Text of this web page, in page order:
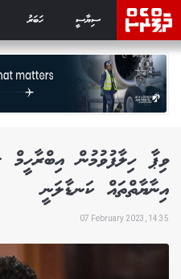
ސިޔާސީ ހަބަރު
ވިޕާ ހިލާފުވުމުން
އިނާޔާތްތައް ކަނޑާލަނީ
07 February 2023, 14:35